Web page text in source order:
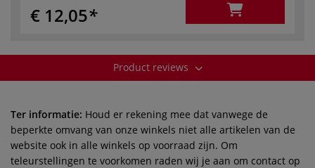
€ 12,05
Product reviews
Ter informatie: Houd er rekening mee dat vanwege de
beperkte omvang van onze winkels niet alle artikelen van de
website ook in alle winkels op voorraad zijn. Om
teleurstellingen te voorkomen raden wij je aan om contact op